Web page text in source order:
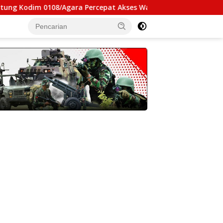
Agara Percepat Akses Warga Ds. Kuning Abadi Aceh